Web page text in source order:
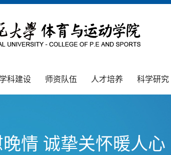
学科建设 师资队伍 人才培养 科学研究
情 诚挚关怀暖人心